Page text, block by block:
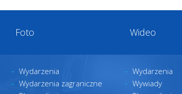
Foto Wideo
Wydarzenia
Wydarzenia zagraniczne
Wydarzenia
Wywiady